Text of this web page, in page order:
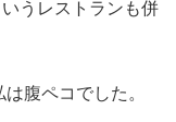
いうレストランも併
腹ペコでした。